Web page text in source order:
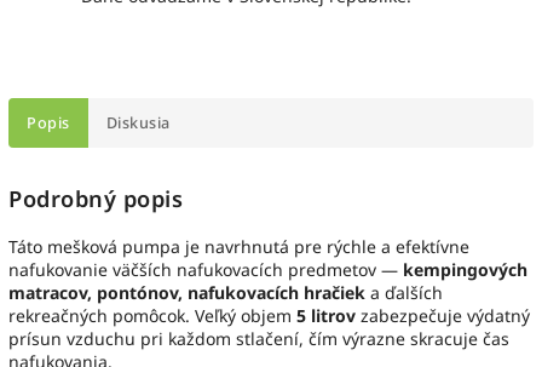
Popis Diskusia
Podrobný popis
Táto mešková pumpa je navrhnutá pre rýchle a efektívne
nafukovanie väčších nafukovacích predmetov — kempingových
matracov, pontónov, nafukovacích hračiek a ďalších
rekreačných pomôcok. Veľký objem 5 litrov zabezpečuje výdatný
prísun vzduchu pri každom stlačení, čím výrazne skracuje čas
nafukovania.